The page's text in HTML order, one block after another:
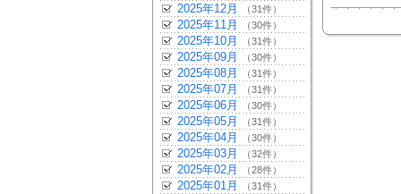
2025年12月 （31件）
2025年11月 （30件）
2025年10月 （31件）
2025年09月 （30件）
2025年08月 （31件）
2025年07月 （31件）
2025年06月 （30件）
2025年05月 （31件）
2025年04月 （30件）
2025年03月 （32件）
2025年02月 （28件）
2025年01月 （31件）